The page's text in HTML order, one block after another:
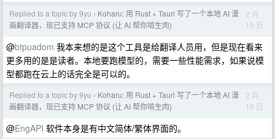
Replied to a topic by 9yu › Koharu: 用 Rust + Tauri 写了一个本地 AI 漫
画翻译器，现已支持 MCP 协议 (让 AI 帮你啃生肉)
2 月
15 日
@btpuadom 我本来想的是这个工具是给翻译人员用，但是现在看来
更多用的是是读者。本地要跑模型的，需要一些性能需求，如果说模
型都跑在云上的话完全是可以的。
Replied to a topic by 9yu › Koharu: 用 Rust + Tauri 写了一个本地 AI 漫
画翻译器，现已支持 MCP 协议 (让 AI 帮你啃生肉)
2 月
15 日
@EngAPI 软件本身是有中文简体/繁体界面的。